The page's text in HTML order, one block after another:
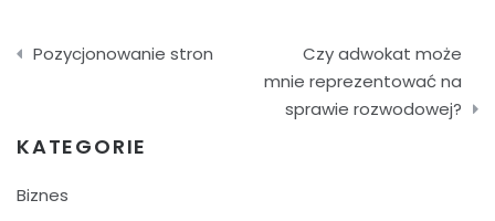
Nawigacja
Pozycjonowanie stron
Czy adwokat może
mnie reprezentować na
sprawie rozwodowej?
KATEGORIE
Biznes